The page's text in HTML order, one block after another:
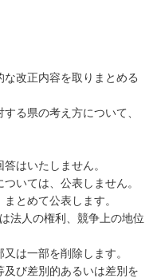
改正内容を取りまとめる
る県の考え方について、
はいたしません。
いては、公表しません。
とめて公表します。
法人の権利、競争上の地位
は一部を削除します。
び差別的あるいは差別を